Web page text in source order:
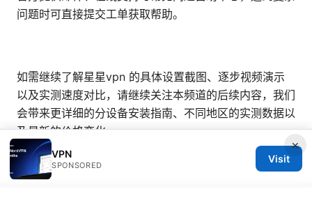
问题时可直接提交工单获取帮助。
如需继续了解星星vpn 的具体设置截图、逐步视频演示
以及实测速度对比，请继续关注本频道的后续内容，我们
会带来更详细的分设备安装指南、不同地区的实测数据以
及最新的价格变化。
×
VPN
SPONSORED
Visit